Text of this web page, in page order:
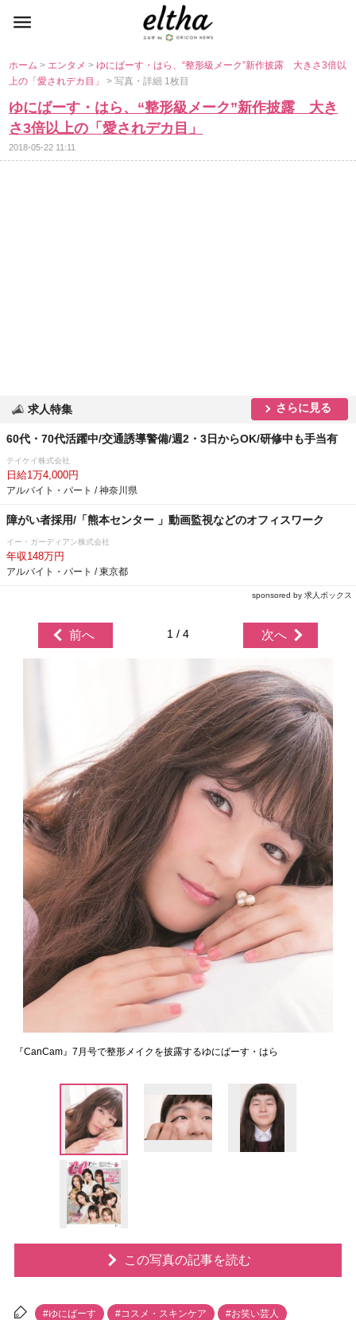
ホーム> エンタメ>ゆにばーす・はら、“整形級メーク”新作披露 大きさ3倍以
上の「愛されデカ目」> 写真・詳細 1枚目
ゆにばーす・はら、“整形級メーク”新作披露 大き
さ3倍以上の「愛されデカ目」
2018-05-22 11:11
求人特集 さらに見る
60代・70代活躍中/交通誘導警備/週2・3日からOK/研修中も手当有
テイケイ株式会社
日給1万4,000円
アルバイト・パート / 神奈川県
障がい者採用/「熊本センター 」動画監視などのオフィスワーク
イー・ガーディアン株式会社
年収148万円
アルバイト・パート / 東京都
sponsored by 求人ボックス
前へ 1 / 4 次へ
『CanCam』7月号で整形メイクを披露するゆにばーす・はら
この写真の記事を読む
#ゆにばーす #コスメ・スキンケア #お笑い芸人